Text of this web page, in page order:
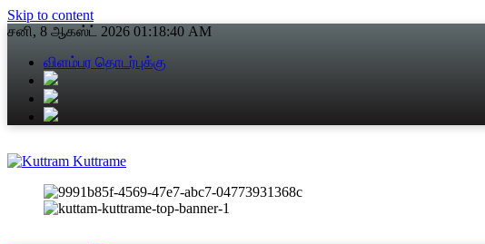
Skip to content
சனி, 8 ஆகஸ்ட் 2026 01:18:41 AM
விளம்பர தொடர்புக்கு